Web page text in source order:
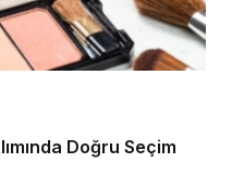
Doğru Seçim